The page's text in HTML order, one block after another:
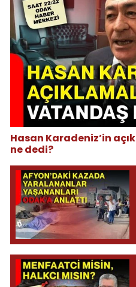
Hasan Karadeniz’in
ne dedi?